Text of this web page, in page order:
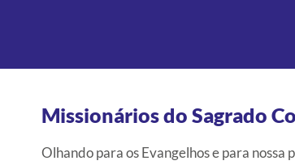
Missionários do Sagrado
Olhando para os Evangelhos e para